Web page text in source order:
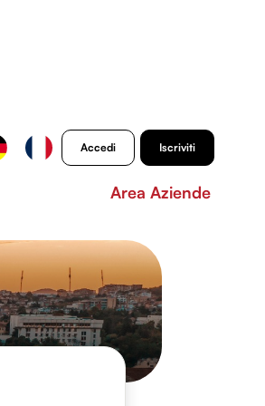
Accedi Iscriviti
Area Aziende